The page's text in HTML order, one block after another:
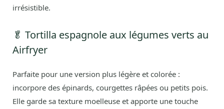
irrésistible.
🥬 Tortilla espagnole aux légumes verts au
Airfryer
Parfaite pour une version plus légère et colorée :
incorpore des épinards, courgettes râpées ou petits pois.
Elle garde sa texture moelleuse et apporte une touche